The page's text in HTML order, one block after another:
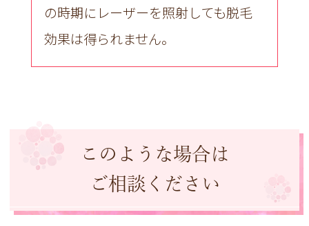
の時期にレーザーを照射しても脱毛
効果は得られません。
このような場合は
ご相談ください